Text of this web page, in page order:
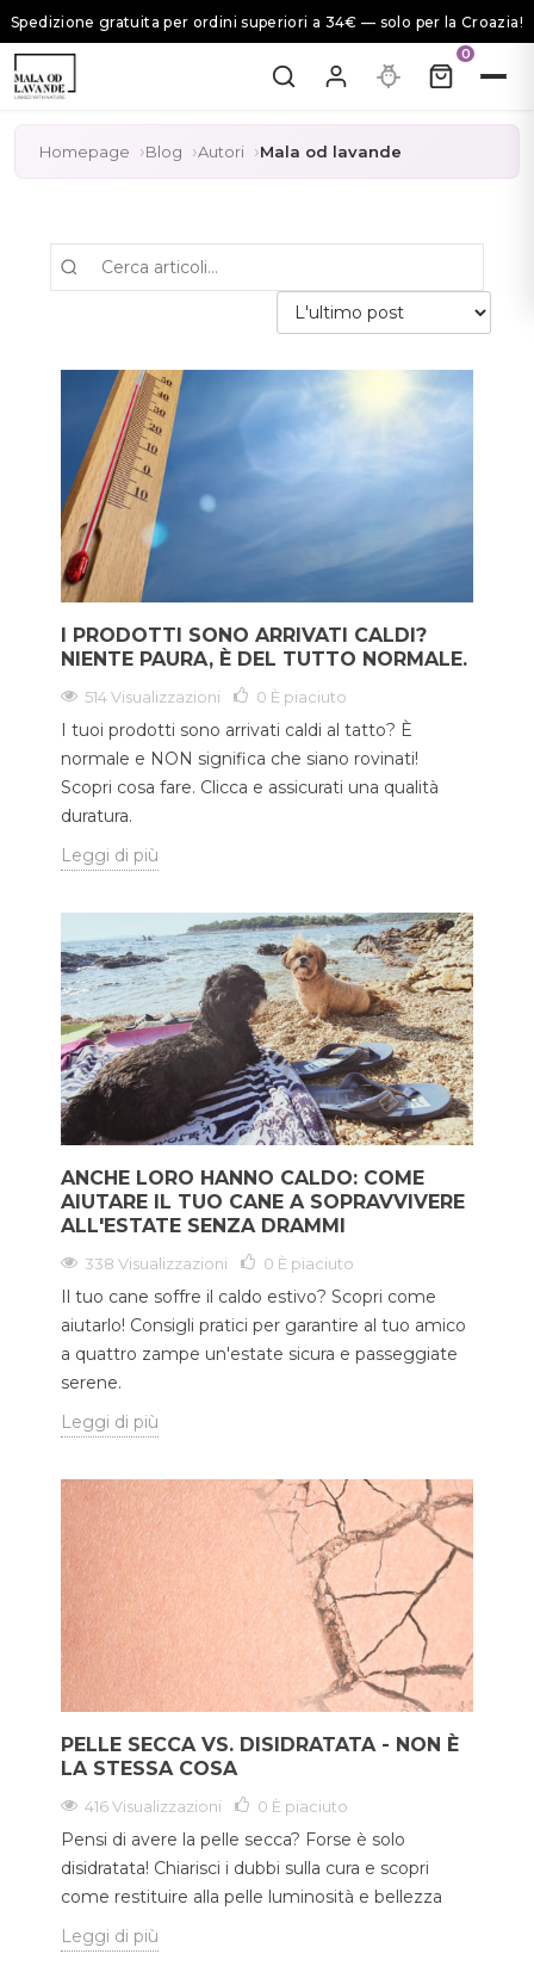
Spedizione gratuita per ordini superiori a 34€ — solo per la Croazia!
0
Homepage Blog Autori Mala od lavande
I PRODOTTI SONO ARRIVATI CALDI?
NIENTE PAURA, È DEL TUTTO NORMALE.
514 Visualizzazioni 0 È piaciuto
I tuoi prodotti sono arrivati caldi al tatto? È
normale e NON significa che siano rovinati!
Scopri cosa fare. Clicca e assicurati una qualità
duratura.
Leggi di più
ANCHE LORO HANNO CALDO: COME
AIUTARE IL TUO CANE A SOPRAVVIVERE
ALL'ESTATE SENZA DRAMMI
338 Visualizzazioni 0 È piaciuto
Il tuo cane soffre il caldo estivo? Scopri come
aiutarlo! Consigli pratici per garantire al tuo amico
a quattro zampe un'estate sicura e passeggiate
serene.
Leggi di più
PELLE SECCA VS. DISIDRATATA - NON È
LA STESSA COSA
416 Visualizzazioni 0 È piaciuto
Pensi di avere la pelle secca? Forse è solo
disidratata! Chiarisci i dubbi sulla cura e scopri
come restituire alla pelle luminosità e bellezza
Leggi di più